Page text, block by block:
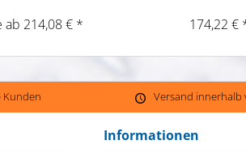
ab 214,08 € * 174,22 €
Kunden Versand innerhalb
Informationen